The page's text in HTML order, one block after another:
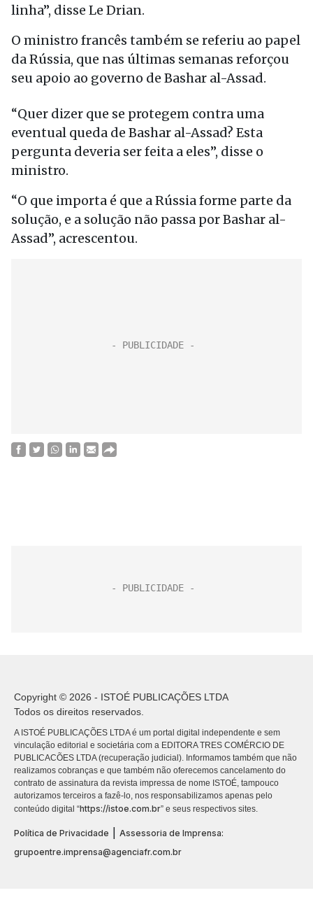
linha”, disse Le Drian.
O ministro francês também se referiu ao papel
da Rússia, que nas últimas semanas reforçou
seu apoio ao governo de Bashar al-Assad.
“Quer dizer que se protegem contra uma
eventual queda de Bashar al-Assad? Esta
pergunta deveria ser feita a eles”, disse o
ministro.
“O que importa é que a Rússia forme parte da
solução, e a solução não passa por Bashar al-
Assad”, acrescentou.
Copyright © 2026 - ISTOÉ PUBLICAÇÕES LTDA
Todos os direitos reservados.
A ISTOÉ PUBLICAÇÕES LTDA é um portal digital independente e sem
vinculação editorial e societária com a EDITORA TRES COMÉRCIO DE
PUBLICACÕES LTDA (recuperação judicial). Informamos também que não
realizamos cobranças e que também não oferecemos cancelamento do
contrato de assinatura da revista impressa de nome ISTOÉ, tampouco
autorizamos terceiros a fazê-lo, nos responsabilizamos apenas pelo
conteúdo digital “https://istoe.com.br” e seus respectivos sites.
Política de Privacidade
Assessoria de Imprensa:
grupoentre.imprensa@agenciafr.com.br